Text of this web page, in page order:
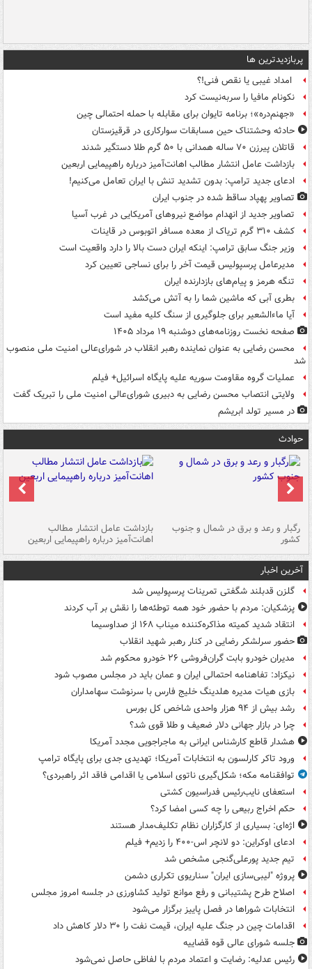
پربازدیدترین ها
امداد غیبی یا نقص فنی!؟
نکونام مافیا را سربه‌نیست کرد
«جهنم‌دره»؛ برنامه تایوان برای مقابله با حمله احتمالی چین
حادثه وحشتناک حین مسابقات سوارکاری در قرقیزستان
قاتلان پیرزن ۷۰ ساله همدانی با ۵۰ گرم طلا دستگیر شدند
بازداشت عامل انتشار مطالب اهانت‌آمیز درباره راهپیمایی اربعین
ادعای جدید ترامپ: بدون تشدید تنش با ایران تعامل می‌کنیم!
تصاویر پهپاد ساقط شده در جنوب ایران
تصاویر جدید از انهدام مواضع نیروهای آمریکایی در غرب آسیا
کشف ۳۱۰ گرم تریاک از معده مسافر اتوبوس در قاینات
وزیر جنگ سابق ترامپ: اینکه ایران دست بالا را دارد واقعیت است
مدیرعامل پرسپولیس قیمت آخر را برای نساجی تعیین کرد
تنگه هرمز و پیام‌های بازدارنده ایران
بطری آبی که ماشین شما را به آتش می‌کشد
آیا ماءالشعیر برای جلوگیری از سنگ کلیه مفید است
صفحه نخست روزنامه‌های دوشنبه ۱۹ مرداد ۱۴۰۵
محسن رضایی به عنوان نماینده رهبر انقلاب در شورای‌عالی امنیت ملی منصوب
شد
عملیات گروه مقاومت سوریه علیه پایگاه اسرائیل+ فیلم
ولایتی انتصاب محسن رضایی به دبیری شورای‌عالی امنیت ملی را تبریک گفت
در مسیر تولد ابریشم
حوادث
رگبار و رعد و برق در شمال و جنوب
کشور
بازداشت عامل انتشار مطالب
اهانت‌آمیز درباره راهپیمایی اربعین
آخرین اخبار
گلزن قدبلند شگفتی تمرینات پرسپولیس شد
پزشکیان: مردم با حضور خود همه توطئه‌ها را نقش بر آب کردند
انتقاد شدید کمیته مذاکره‌کننده میناب ۱۶۸ از صداوسیما
حضور سرلشکر رضایی در کنار رهبر شهید انقلاب
مدیران خودرو بابت گران‌فروشی ۲۶ خودرو محکوم شد
نیکزاد: تفاهنامه احتمالی ایران و عمان باید در مجلس مصوب شود
بازی هیات مدیره هلدینگ خلیج فارس با سرنوشت سهامداران
رشد بیش از ۹۴ هزار واحدی شاخص کل بورس
چرا در بازار جهانی دلار ضعیف و طلا قوی شد؟
هشدار قاطع کارشناس ایرانی به ماجراجویی مجدد آمریکا
ورود تاکر کارلسون به انتخابات آمریکا؛ تهدیدی جدی برای پایگاه ترامپ
توافقنامه مکه؛ شکل‌گیری ناتوی اسلامی یا اقدامی فاقد اثر راهبردی؟
استعفای نایب‌رئیس فدراسیون کشتی
حکم اخراج ربیعی را چه کسی امضا کرد؟
اژه‌ای: بسیاری از کارگزاران نظام تکلیف‌مدار هستند
ادعای اوکراین: دو لانچر اس-۴۰۰ را زدیم+ فیلم
تیم جدید پورعلی‌گنجی مشخص شد
پروژه "لیبی‌سازی ایران" سناریوی تکراری دشمن
اصلاح طرح پشتیبانی و رفع موانع تولید کشاورزی در جلسه امروز مجلس
انتخابات شوراها در فصل پاییز برگزار می‌شود
اقدامات چین در جنگ علیه ایران، قیمت نفت را ۳۰ دلار کاهش داد
جلسه شورای عالی قوه قضاییه
رئیس عدلیه: رضایت و اعتماد مردم با لفاظی حاصل نمی‌شود